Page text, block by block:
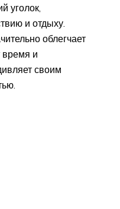
уголок,
и отдыху.
облегчает
время и
своим